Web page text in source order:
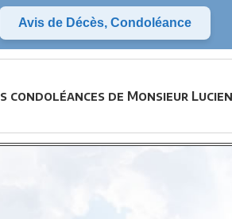
Avis de Décès, Condoléance
de Monsieur Lucien